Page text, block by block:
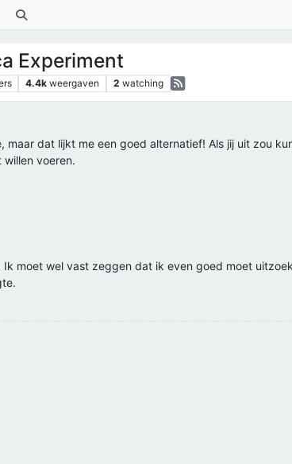
Experiment
4.4k weergaven 2 watching
maar dat lijkt me een goed alternatief! Als jij uit zou
voeren.
Ik moet wel vast zeggen dat ik even goed moet